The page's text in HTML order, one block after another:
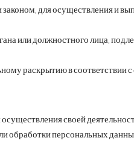
для осуществления и
или должностного лица,
раскрытию в соответствии
своей
обработки персональных